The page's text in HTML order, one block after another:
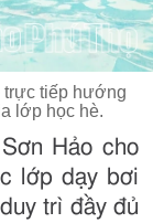
trực tiếp hướng
lớp học hè.
Hảo cho
lớp dạy bơi
trì đầy đủ